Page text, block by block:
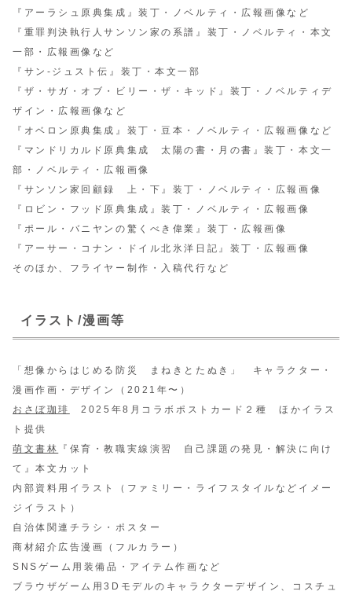
『アーラシュ原典集成』装丁・ノベルティ・広報画像など
『重罪判決執行人サンソン家の系譜』装丁・ノベルティ・本文
一部・広報画像など
『サン-ジュスト伝』装丁・本文一部
『ザ・サガ・オブ・ビリー・ザ・キッド』装丁・ノベルティデ
ザイン・広報画像など
『オベロン原典集成』装丁・豆本・ノベルティ・広報画像など
『マンドリカルド原典集成 太陽の書・月の書』装丁・本文一
部・ノベルティ・広報画像
『サンソン家回顧録 上・下』装丁・ノベルティ・広報画像
『ロビン・フッド原典集成』装丁・ノベルティ・広報画像
『ポール・バニヤンの驚くべき偉業』装丁・広報画像
『アーサー・コナン・ドイル北氷洋日記』装丁・広報画像
そのほか、フライヤー制作・入稿代行など
イラスト/漫画等
「想像からはじめる防災 まねきとたぬき」 キャラクター・
漫画作画・デザイン（2021年〜）
おさぼ珈琲
2025年8月コラボポストカード２種 ほかイラス
ト提供
萌文書林
『保育・教職実線演習 自己課題の発見・解決に向け
て』本文カット
内部資料用イラスト（ファミリー・ライフスタイルなどイメー
ジイラスト）
自治体関連チラシ・ポスター
商材紹介広告漫画（フルカラー）
SNSゲーム用装備品・アイテム作画など
ブラウザゲーム用3Dモデルのキャラクターデザイン、コスチュ